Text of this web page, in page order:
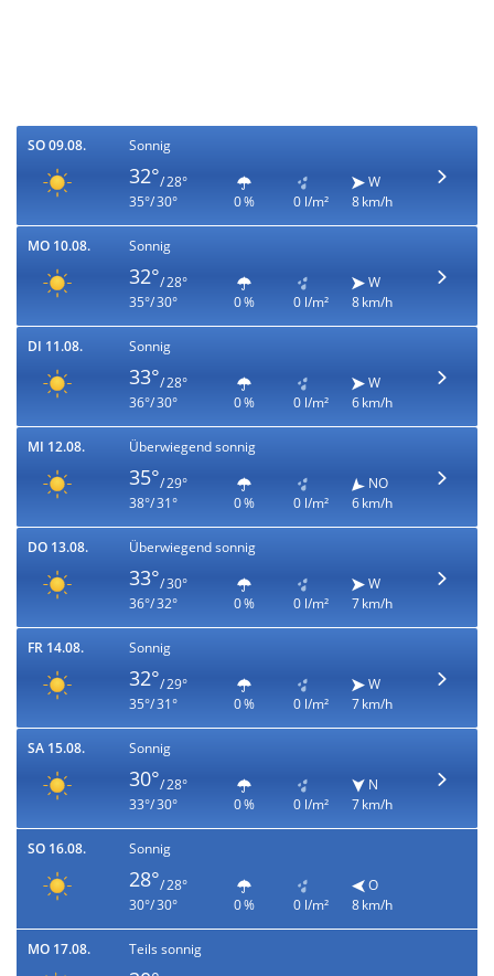
SO 09.08. Sonnig
32°/ 28°
35°/ 30°
0 % 0 l/m²
W
8 km/h
MO 10.08. Sonnig
32°/ 28°
35°/ 30°
0 % 0 l/m²
W
8 km/h
DI 11.08. Sonnig
33°/ 28°
36°/ 30°
0 % 0 l/m²
W
6 km/h
MI 12.08. Überwiegend sonnig
35°/ 29°
38°/ 31°
0 % 0 l/m²
NO
6 km/h
DO 13.08. Überwiegend sonnig
33°/ 30°
36°/ 32°
0 % 0 l/m²
W
7 km/h
FR 14.08. Sonnig
32°/ 29°
35°/ 31°
0 % 0 l/m²
W
7 km/h
SA 15.08. Sonnig
30°/ 28°
33°/ 30°
0 % 0 l/m²
N
7 km/h
SO 16.08. Sonnig
28°/ 28°
30°/ 30°
0 % 0 l/m²
O
8 km/h
MO 17.08. Teils sonnig